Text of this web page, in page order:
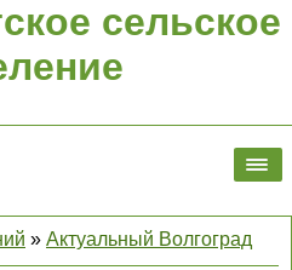
сельское
» Актуальный Волгоград